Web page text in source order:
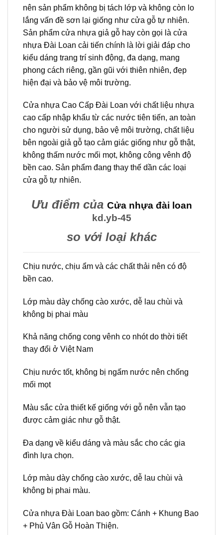
nên sản phẩm không bị tách lớp và không còn lo
lắng vấn đề sơn lại giống như cửa gỗ tự nhiên.
Sản phẩm cửa nhựa giả gỗ hay còn gọi là cửa
nhựa Đài Loan cải tiến chính là lời giải đáp cho
kiểu dáng trang trí sinh động, đa dạng, mang
phong cách riêng, gần gũi với thiên nhiên, đẹp
hiện đại và bảo vệ môi trường.
Cửa nhựa Cao Cấp Đài Loan với chất liệu nhựa
cao cấp nhập khẩu từ các nước tiên tiến, an toàn
cho người sử dụng, bảo vệ môi trường, chất liệu
bên ngoài giả gỗ tạo cảm giác giống như gỗ thật,
không thấm nước mối mọt, không công vênh độ
bền cao. Sản phẩm đang thay thế dần các loại
cửa gỗ tự nhiên.
Ưu điểm của Cửa nhựa đài loan
kd.yb-45
so với loại khác
Chịu nước, chịu ẩm và các chất thải nên có độ
bền cao.
Lớp màu dày chống cào xước, dễ lau chùi và
không bị phai màu
Khả năng chống cong vênh co nhót do thời tiết
thay đổi ở Việt Nam
Chịu nước tốt, không bị ngấm nước nên chống
mối mọt
Màu sắc cửa thiết kế giống với gỗ nên vẫn tạo
được cảm giác như gỗ thật.
Đa dạng về kiểu dáng và màu sắc cho các gia
đình lựa chọn.
Lớp màu dày chống cào xước, dễ lau chùi và
không bị phai màu.
Cửa nhựa Đài Loan bao gồm: Cánh + Khung Bao
+ Phủ Vân Gỗ Hoàn Thiện.